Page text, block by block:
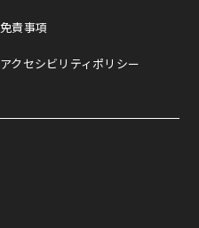
免責事項
アクセシビリティポリシー